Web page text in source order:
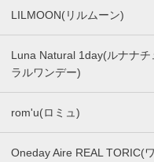
LILMOON(リルムーン)
Luna Natural 1day(ルナナチ
ラルワンデー)
rom'u(ロミュ)
Oneday Aire REAL TORIC(ワ